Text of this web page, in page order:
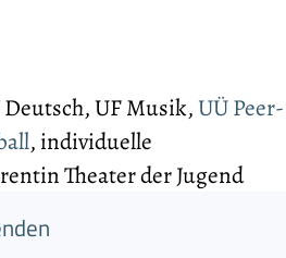
Deutsch, UF Musik, UÜ Peer­
, individuelle
Theater der Jugend